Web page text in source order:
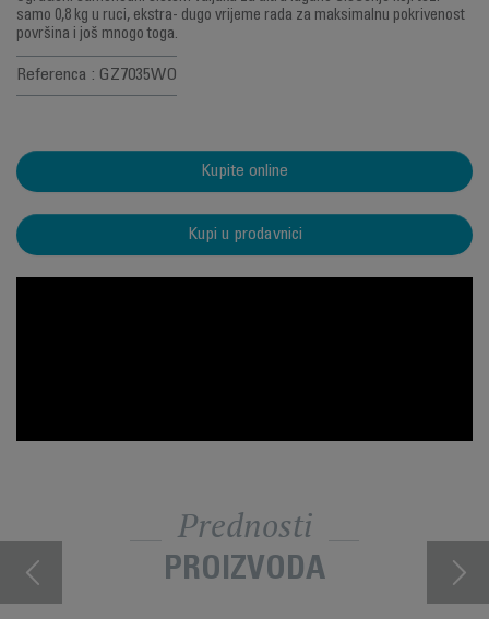
samo 0,8 kg u ruci, ekstra- dugo vrijeme rada za maksimalnu pokrivenost
površina i još mnogo toga.
Referenca : GZ7035WO
Kupite online
Kupi u prodavnici
Prednosti
PROIZVODA